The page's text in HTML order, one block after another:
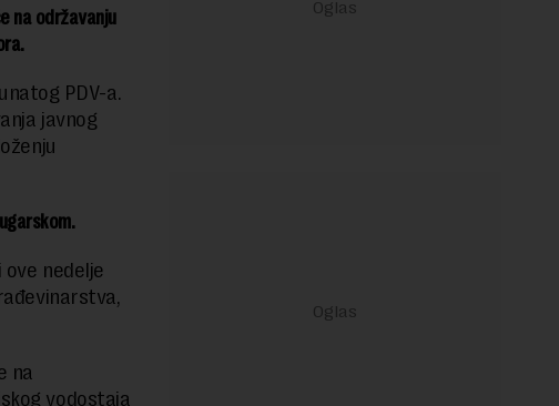
na održavanju
PDV-a.
javnog
nedelje
na
vodostaja